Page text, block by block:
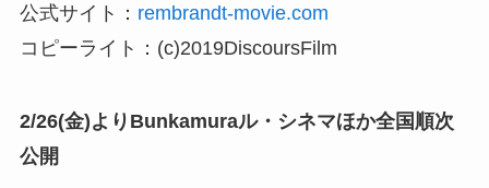
公式サイト： rembrandt-movie.com
コピーライト：(c)2019DiscoursFilm
2/26(金)よりBunkamuraル・シネマほか全国順次
公開